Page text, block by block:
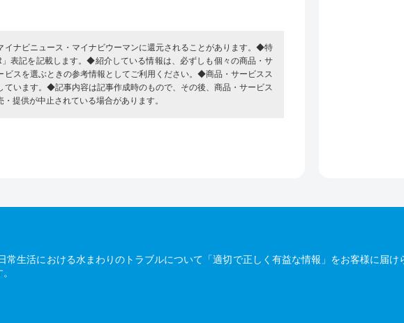
ナビニュース・マイナビウーマンに還元されることがあります。◆特
表記を記載します。◆紹介している情報は、必ずしも個々の商品・サ
スを選ぶときの参考情報としてご利用ください。◆商品・サービスス
います。◆記事内容は記事作成時のもので、その後、商品・サービス
提供が中止されている場合があります。
生活における水まわりのトラブルについて「適切で正しく有益な情報」をお客様に届け